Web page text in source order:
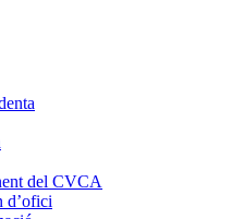
del CVCA
d’ofici